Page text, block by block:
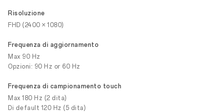
Risoluzione
FHD (2400 × 1080)
Frequenza di aggiornamento
Max 90 Hz
Opzioni: 90 Hz or 60 Hz
Frequenza di campionamento touch
Max 180 Hz (2 dita)
Di default 120 Hz (5 dita)